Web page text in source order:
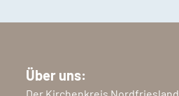
Über uns: